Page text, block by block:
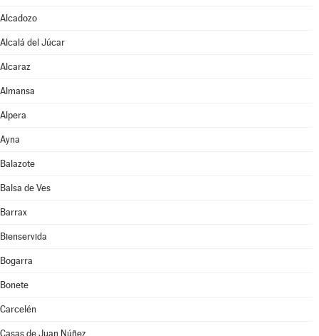
Alcadozo
Alcalá del Júcar
Alcaraz
Almansa
Alpera
Ayna
Balazote
Balsa de Ves
Barrax
Bienservida
Bogarra
Bonete
Carcelén
Casas de Juan Núñez